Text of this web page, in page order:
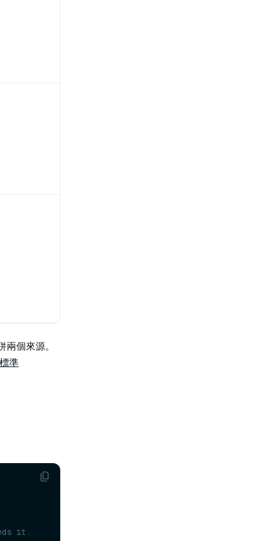
個來源。
標準
it.